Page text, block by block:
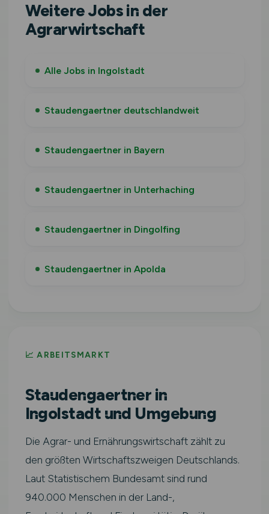
Weitere Jobs in der
Agrarwirtschaft
Alle Jobs in Ingolstadt
Staudengaertner deutschlandweit
Staudengaertner in Bayern
Staudengaertner in Unterhaching
Staudengaertner in Dingolfing
Staudengaertner in Apolda
📈 ARBEITSMARKT
Staudengaertner in
Ingolstadt und Umgebung
Die Agrar- und Ernährungswirtschaft zählt zu
den größten Wirtschaftszweigen Deutschlands.
Laut Statistischem Bundesamt sind rund
940.000 Menschen in der Land-,